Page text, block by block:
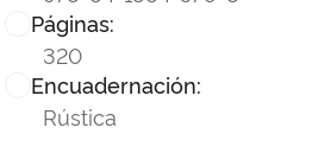
Páginas:
320
Encuadernación:
Rústica